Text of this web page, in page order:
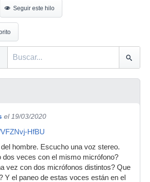
Seguir este hilo
el 19/03/2020
HfBU
hombre. Escucho una voz stereo.
dos veces con el mismo micrófono?
vez con dos micrófonos distintos? Que
Y el paneo de estas voces están en el